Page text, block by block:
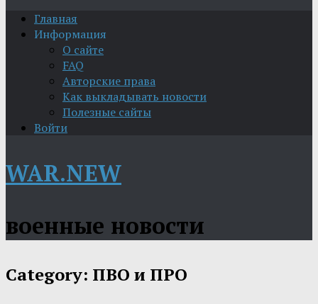
Главная
Информация
О сайте
FAQ
Авторские права
Как выкладывать новости
Полезные сайты
Войти
WAR.NEW
военные новости
Category: ПВО и ПРО